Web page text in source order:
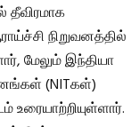
தீவிரமாக
நிறுவனத்தில்
மேலும் இந்தியா
(NITகள்)
உரையாற்றியுள்ளார்.